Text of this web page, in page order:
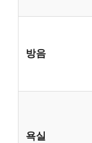
방음
욕실